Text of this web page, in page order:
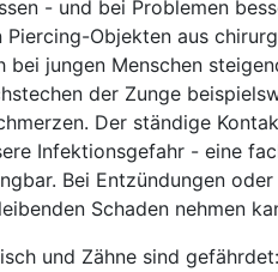
- und bei Problemen
Piercing-Objekten aus
bei jungen Menschen
der Zunge
Der ständige
Infektionsgefahr - eine
Bei Entzündungen
Schaden nehmen
und Zähne sind